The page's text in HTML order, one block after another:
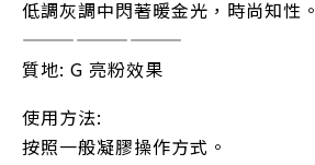
低調灰調中閃著暖金光，時尚知性。
—————————
質地: G 亮粉效果
使用方法:
按照一般凝膠操作方式。